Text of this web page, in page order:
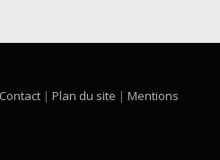
Contact | Plan du site | Mentions